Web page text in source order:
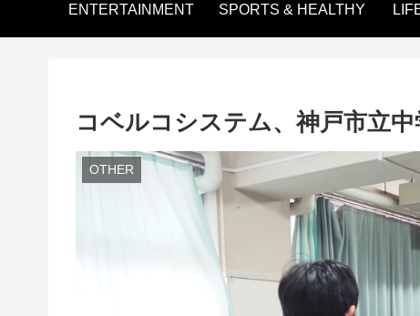
ENTERTAINMENT SPORTS & HEALTHY
コベルコシステム、神戸市立
OTHER